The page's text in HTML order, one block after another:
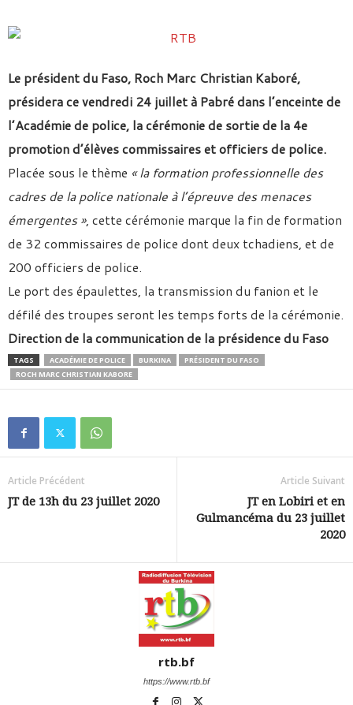
Le président du Faso, Roch Marc Christian Kaboré,
présidera ce vendredi 24 juillet à Pabré dans l’enceinte de
l’Académie de police, la cérémonie de sortie de la 4e
promotion d’élèves commissaires et officiers de police.
Placée sous le thème « la formation professionnelle des
cadres de la police nationale à l’épreuve des menaces
émergentes », cette cérémonie marque la fin de formation
de 32 commissaires de police dont deux tchadiens, et de
200 officiers de police.
Le port des épaulettes, la transmission du fanion et le
défilé des troupes seront les temps forts de la cérémonie.
Direction de la communication de la présidence du Faso
TAGS ACADÉMIE DE POLICE BURKINA
PRÉSIDENT DU FASO
ROCH MARC CHRISTIAN KABORE
Article Précédent
JT de 13h du 23 juillet 2020
Article Suivant
JT en Lobiri et en
Gulmancéma du 23 juillet
2020
rtb.bf
https://www.rtb.bf